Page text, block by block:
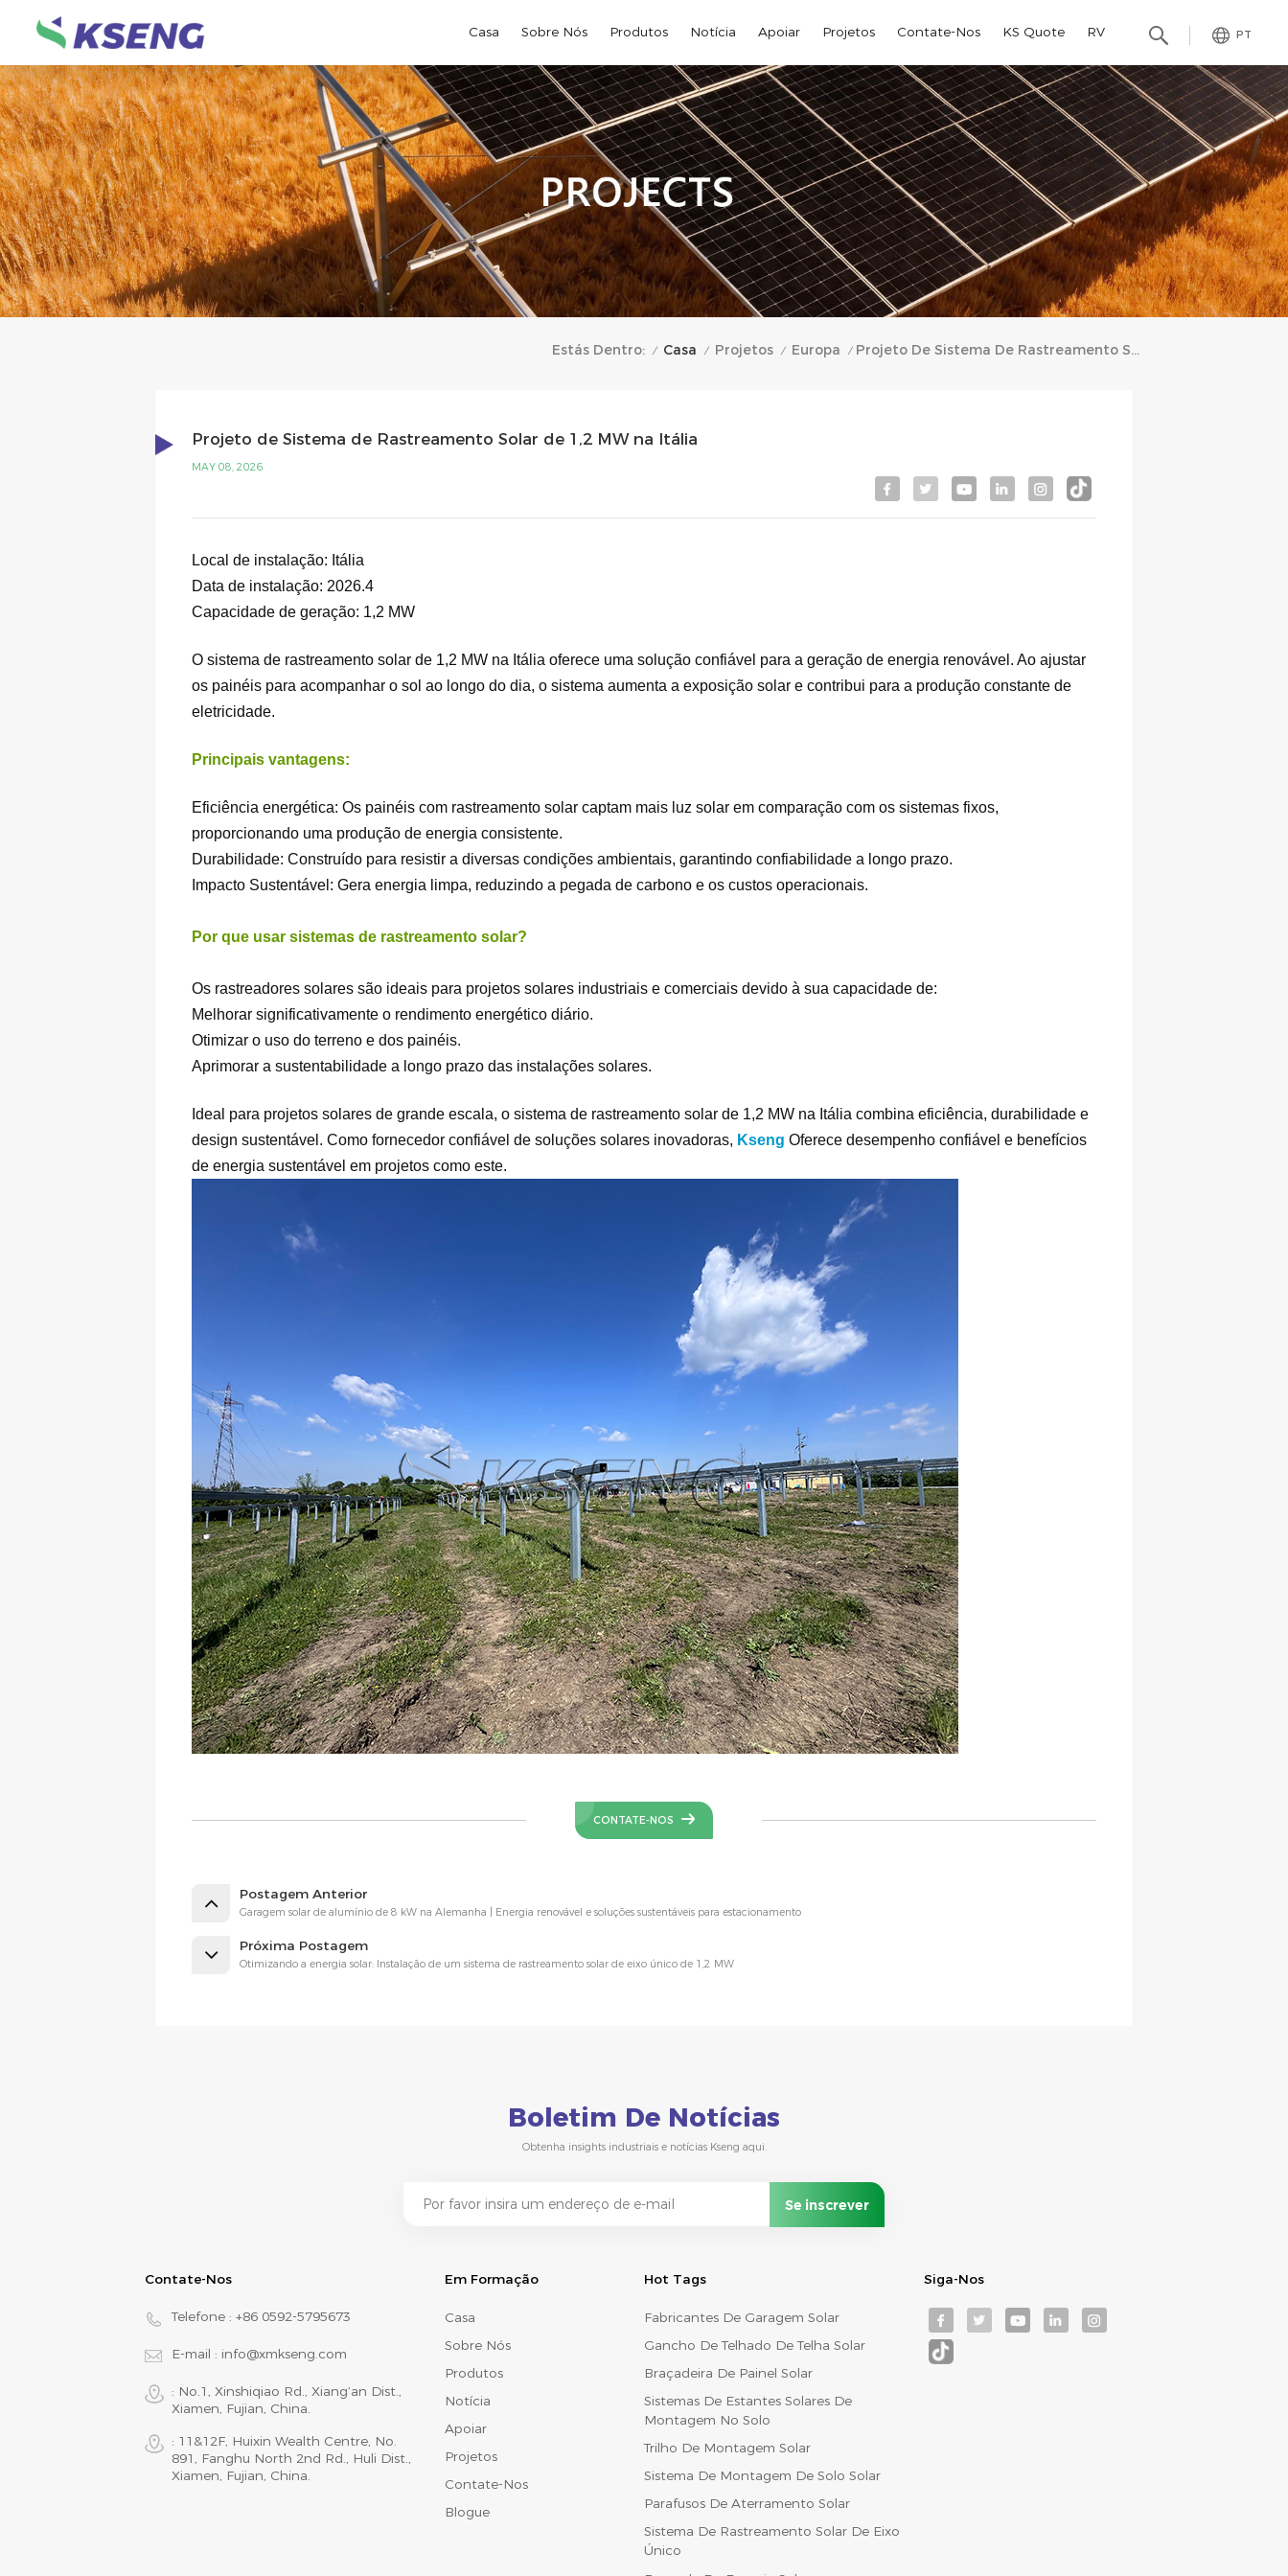
PT
Casa Sobre Nós Produtos Notícia Apoiar Projetos Contate-Nos KS Quote RV
Estás Dentro: / Casa / Projetos / Europa / Projeto De Sistema De Rastreamento Solar De 1,2 MW Na Itália
Projeto de Sistema de Rastreamento Solar de 1,2 MW na Itália
MAY 08, 2026
Local de instalação: Itália
Data de instalação: 2026.4
Capacidade de geração: 1,2 MW
O sistema de rastreamento solar de 1,2 MW na Itália oferece uma solução confiável para a geração de energia renovável. Ao ajustar
os painéis para acompanhar o sol ao longo do dia, o sistema aumenta a exposição solar e contribui para a produção constante de
eletricidade.
Principais vantagens:
Eficiência energética: Os painéis com rastreamento solar captam mais luz solar em comparação com os sistemas fixos,
proporcionando uma produção de energia consistente.
Durabilidade: Construído para resistir a diversas condições ambientais, garantindo confiabilidade a longo prazo.
Impacto Sustentável: Gera energia limpa, reduzindo a pegada de carbono e os custos operacionais.
Por que usar sistemas de rastreamento solar?
Os rastreadores solares são ideais para projetos solares industriais e comerciais devido à sua capacidade de:
Melhorar significativamente o rendimento energético diário.
Otimizar o uso do terreno e dos painéis.
Aprimorar a sustentabilidade a longo prazo das instalações solares.
Ideal para projetos solares de grande escala, o sistema de rastreamento solar de 1,2 MW na Itália combina eficiência, durabilidade e
design sustentável. Como fornecedor confiável de soluções solares inovadoras, Kseng Oferece desempenho confiável e benefícios
de energia sustentável em projetos como este.
CONTATE-NOS
Postagem Anterior
Garagem solar de alumínio de 8 kW na Alemanha | Energia renovável e soluções sustentáveis para estacionamento
Próxima Postagem
Otimizando a energia solar: Instalação de um sistema de rastreamento solar de eixo único de 1,2 MW
Boletim De Notícias
Obtenha insights industriais e notícias Kseng aqui.
Contate-Nos
Telefone : +86 0592-5795673
E-mail : info@xmkseng.com
: No.1, Xinshiqiao Rd., Xiang‘an Dist.,
Xiamen, Fujian, China.
: 11&12F, Huixin Wealth Centre, No.
891, Fanghu North 2nd Rd., Huli Dist.,
Xiamen, Fujian, China.
Em Formação
Casa
Sobre Nós
Produtos
Notícia
Apoiar
Projetos
Contate-Nos
Blogue
Hot Tags
Fabricantes De Garagem Solar
Gancho De Telhado De Telha Solar
Braçadeira De Painel Solar
Sistemas De Estantes Solares De
Montagem No Solo
Trilho De Montagem Solar
Sistema De Montagem De Solo Solar
Parafusos De Aterramento Solar
Sistema De Rastreamento Solar De Eixo
Único
Siga-Nos